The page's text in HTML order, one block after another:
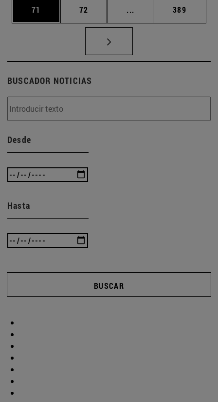
Página
71 Página
72 ... Páginas intermedias
Página
389
BUSCADOR NOTICIAS
Desde
Hasta
BUSCAR